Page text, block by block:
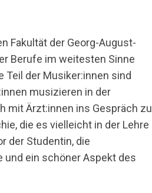
Fakultät der Georg-August-
Berufe im weitesten Sinne
Teil der Musiker:innen sind
musizieren in der
mit Ärzt:innen ins Gespräch zu
die es vielleicht in der Lehre
der Studentin, die
und ein schöner Aspekt des